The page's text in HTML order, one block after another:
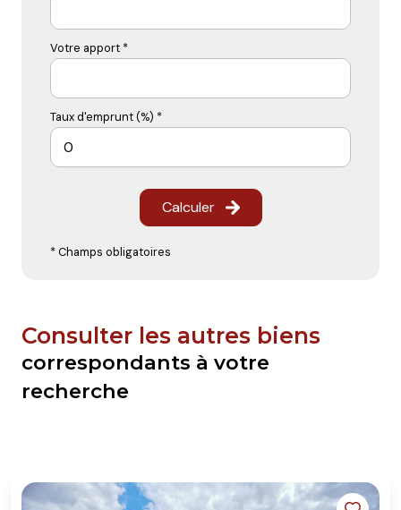
Votre apport *
Taux d'emprunt (%) *
Calculer
* Champs obligatoires
Consulter les autres biens
correspondants à votre
recherche